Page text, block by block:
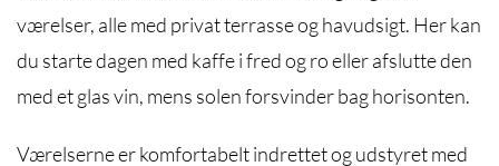
værelser, alle med privat terrasse og havudsigt. Her kan
du starte dagen med kaffe i fred og ro eller afslutte den
med et glas vin, mens solen forsvinder bag horisonten.
Værelserne er komfortabelt indrettet og udstyret med